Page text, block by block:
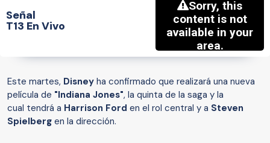
Señal
T13 En Vivo
Este martes, Disney ha confirmado que realizará una nueva
película de "Indiana Jones", la quinta de la saga y la
cual tendrá a Harrison Ford en el rol central y a Steven
Spielberg en la dirección.